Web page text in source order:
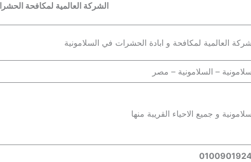
الشركة العالمية لمكافحة
العالمية لمكافحة و ابادة الحشرات في السلامونية
– السلامونية – مصر
و جميع الاحياء القريبة منها